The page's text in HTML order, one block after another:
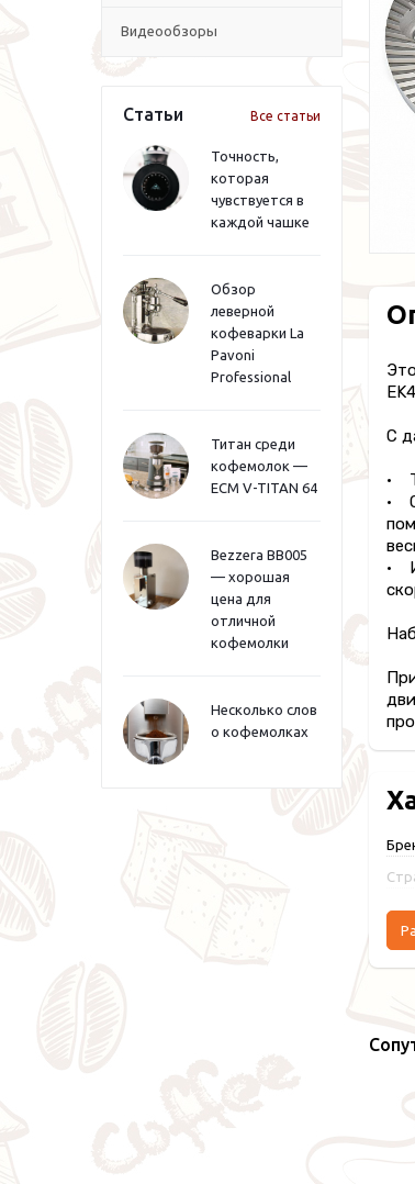
Видеообзоры
Статьи Все статьи
Точность,
которая
чувствуется в
каждой чашке
Обзор
леверной
кофеварки La
Pavoni
Professional
Титан среди
кофемолок —
ECM V-TITAN 64
Bezzera BB005
— хорошая
цена для
отличной
кофемолки
Несколько слов
о кофемолках
С
•
•
•